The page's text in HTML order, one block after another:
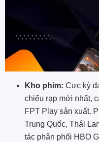
Kho phim: Cực kỳ
chiếu rạp mới nhất,
FPT Play sản xuất.
Trung Quốc, Thái
tác phân phối HBO